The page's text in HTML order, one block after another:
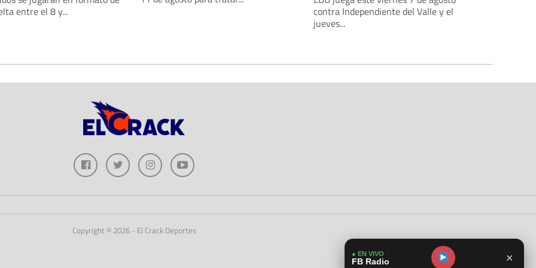
entre el 8 y...
contra Independiente del Valle y el
jueves...
Copyright © 2026 - El Crack Deportes
● EN VIVO
FB Radio ✕